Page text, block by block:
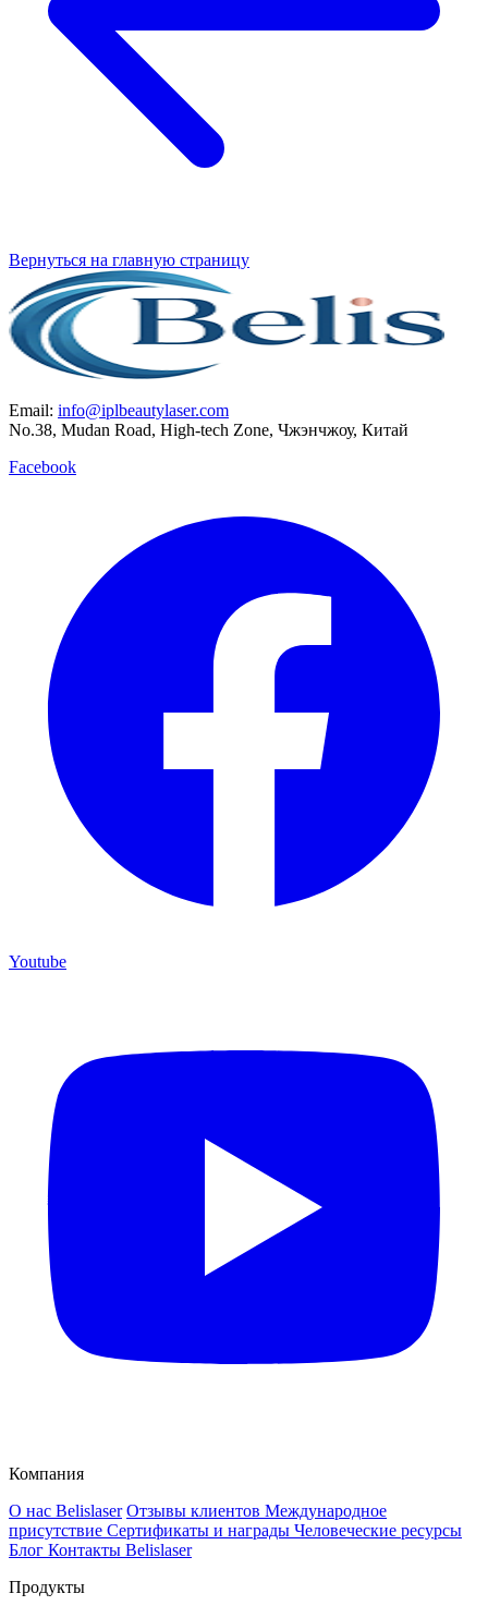
Вернуться на главную страницу
Email: info@iplbeautylaser.com
No.38, Mudan Road, High-tech Zone, Чжэнчжоу, Китай
Facebook
Youtube
Компания
О нас Belislaser Отзывы клиентов Международное
присутствие Сертификаты и награды Человеческие ресурсы
Блог Контакты Belislaser
Продукты